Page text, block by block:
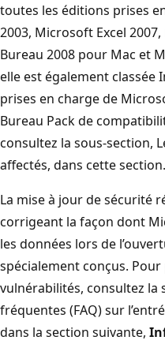
toutes les éditions prises
2003, Microsoft Excel
Bureau 2008 pour Mac et
elle est également
prises en charge de
Bureau Pack de
consultez la sous-section,
affectés, dans cette section.
La mise à jour de sécurité
corrigeant la façon dont
les données lors de
spécialement conçus.
vulnérabilités, consultez la
fréquentes (FAQ) sur
dans la section suivante,